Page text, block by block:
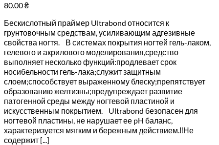
80.00₴
Бескислотный праймер Ultrabond относится к
грунтовочным средствам, усиливающим адгезивные
свойства ногтя.⠀В системах покрытия ногтей гель-лаком,
гелевого и акрилового моделирования,средство
выполняет несколько функций:продлевает срок
носибельности гель-лака;служит защитным
слоем;способствует выраженному блеску;препятствует
образованию желтизны;предупреждает развитие
патогенной среды между ногтевой пластиной и
искусственным покрытием.⠀Ultrabond безопасен для
ногтевой пластины, не нарушает ее pH баланс,
характеризуется мягким и бережным действием.‼️Не
содержит [...]